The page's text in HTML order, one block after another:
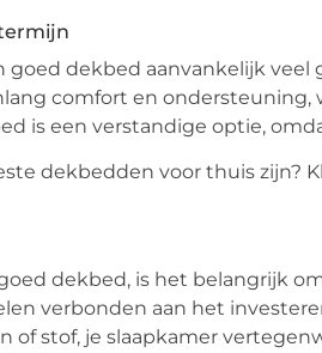
goed dekbed aanvankelijk
comfort en
is een verstandige optie,
dekbedden voor thuis zijn?
dekbed, is het belangrijk
verbonden aan het
of stof, je slaapkamer